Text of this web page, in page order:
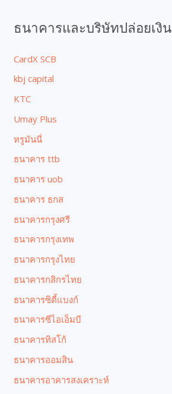
ธนาคารและบริษัทปล่อยเงิน
CardX SCB
kbj capital
KTC
Umay Plus
ทรูมันนี่
ธนาคาร ttb
ธนาคาร uob
ธนาคาร ธกส
ธนาคารกรุงศรี
ธนาคารกรุงเทพ
ธนาคารกรุงไทย
ธนาคารกสิกรไทย
ธนาคารซิตี้แบงก์
ธนาคารซีไอเอ็มบี
ธนาคารทิสโก้
ธนาคารออมสิน
ธนาคารอาคารสงเคราะห์